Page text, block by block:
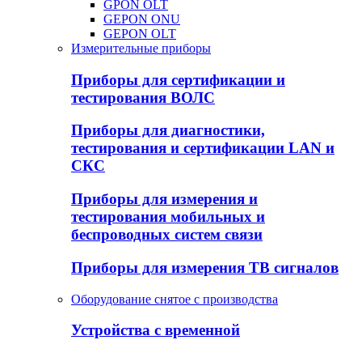
GPON OLT
GEPON ONU
GEPON OLT
Измерительные приборы
Приборы для сертификации и
тестирования ВОЛС
Приборы для диагностики,
тестирования и сертификации LAN и
СКС
Приборы для измерения и
тестирования мобильных и
беспроводных систем связи
Приборы для измерения ТВ сигналов
Оборудование снятое с производства
Устройства с временной